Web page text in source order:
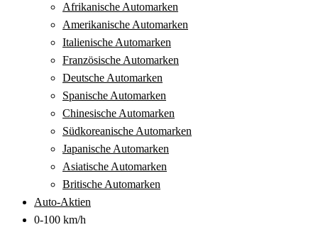
Afrikanische Automarken
Amerikanische Automarken
Italienische Automarken
Französische Automarken
Deutsche Automarken
Spanische Automarken
Chinesische Automarken
Südkoreanische Automarken
Japanische Automarken
Asiatische Automarken
Britische Automarken
Auto-Aktien
0-100 km/h